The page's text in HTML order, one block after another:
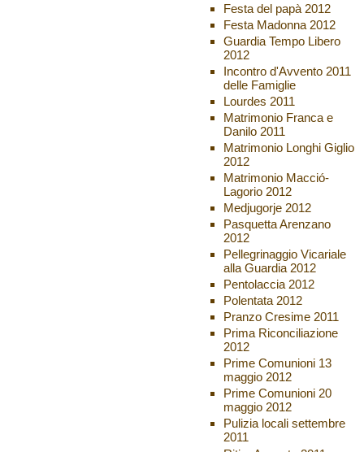
Festa del papà 2012
Festa Madonna 2012
Guardia Tempo Libero
2012
Incontro d'Avvento 2011
delle Famiglie
Lourdes 2011
Matrimonio Franca e
Danilo 2011
Matrimonio Longhi Giglio
2012
Matrimonio Macció-
Lagorio 2012
Medjugorje 2012
Pasquetta Arenzano
2012
Pellegrinaggio Vicariale
alla Guardia 2012
Pentolaccia 2012
Polentata 2012
Pranzo Cresime 2011
Prima Riconciliazione
2012
Prime Comunioni 13
maggio 2012
Prime Comunioni 20
maggio 2012
Pulizia locali settembre
2011